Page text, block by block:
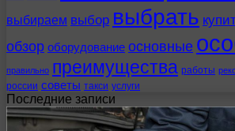
выбираем выбор выбрать
обзор оборудование основные
правильно преимущества работы
россии советы такси услуги
Последние записи